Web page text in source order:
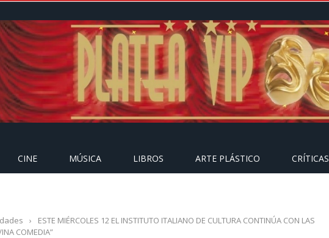
CINE MÚSICA LIBROS ARTE PLÁSTICO CRÍTICAS
›
ESTE MIÉRCOLES 12 EL INSTITUTO ITALIANO DE CULTURA CONTINÚA CON LAS
COMEDIA”